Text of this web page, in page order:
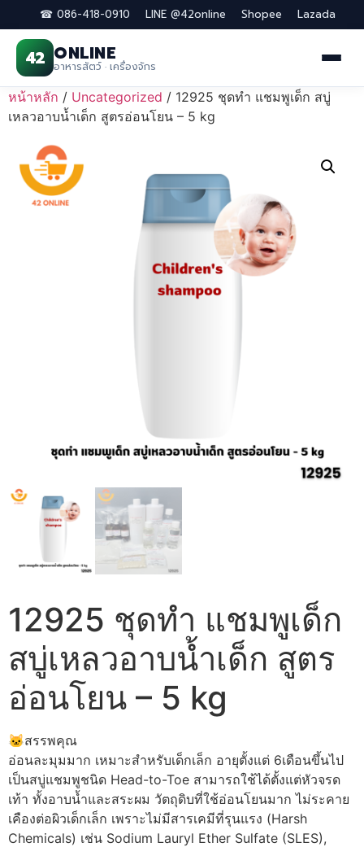
☎ 086-418-0910 LINE @42online Shopee Lazada
42 ONLINE
อาหารสัตว์ · เครื่องจักร
Skip
to
หน้าหลัก / Uncategorized / 12925 ชุดทำ แชมพูเด็ก สบู่
เหลวอาบน้ำเด็ก สูตรอ่อนโยน – 5 kg
12925 ชุดทำ แชมพูเด็ก
สบู่เหลวอาบน้ำเด็ก สูตร
อ่อนโยน – 5 kg
🐱สรรพคุณ
อ่อนละมุมมาก เหมาะสำหรับเด็กเล็ก อายุตั้งแต่ 6เดือนขึ้นไป
เป็นสบู่แชมพูชนิด Head-to-Toe สามารถใช้ได้ตั้งแต่หัวจรด
เท้า ทั้งอาบน้ำและสระผม วัตถุดิบที่ใช้อ่อนโยนมาก ไม่ระคาย
เคืองต่อผิวเด็กเล็ก เพราะไม่มีสารเคมีที่รุนแรง (Harsh
Chemicals) เช่น Sodium Lauryl Ether Sulfate (SLES),